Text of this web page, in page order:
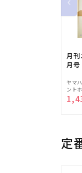
月刊
月号
販
売
元:
ヤマ
ント
通
定